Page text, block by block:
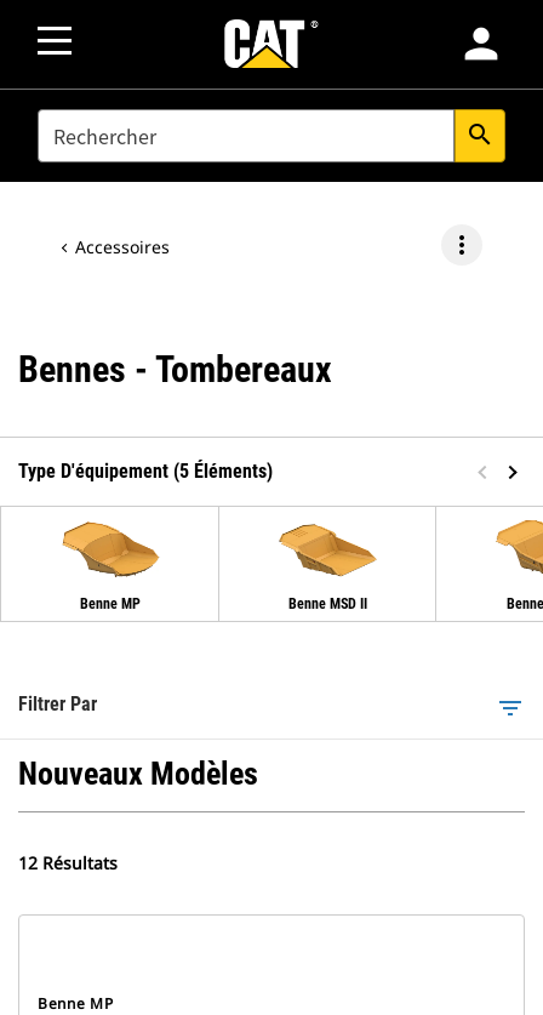
person
SEARCH search
Accessoires more_vert
Bennes - Tombereaux
Type D'équipement (5 Éléments)
Benne MP Benne MSD II
Filtrer Par filter_list
Nouveaux Modèles
12 Résultats
Benne MP